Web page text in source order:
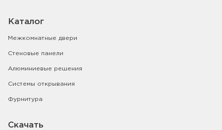
Каталог
Межкомнатные двери
Стеновые панели
Алюминиевые решения
Системы открывания
Фурнитура
Скачать